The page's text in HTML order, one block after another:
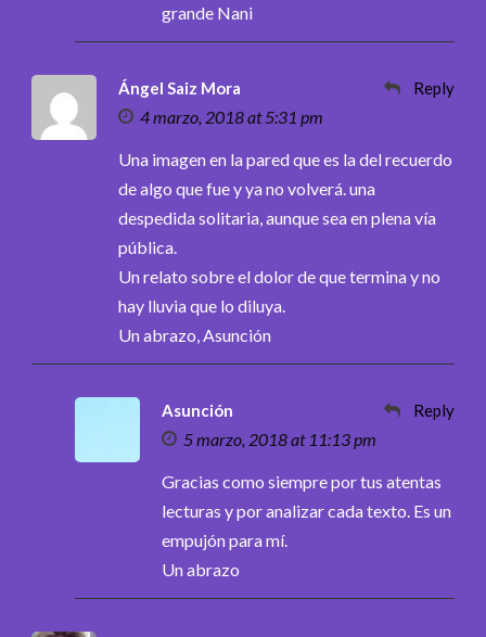
grande Nani
Ángel Saiz Mora
4 marzo, 2018 at 5:31 pm
Reply
Una imagen en la pared que es la del recuerdo
de algo que fue y ya no volverá. una
despedida solitaria, aunque sea en plena vía
pública.
Un relato sobre el dolor de que termina y no
hay lluvia que lo diluya.
Un abrazo, Asunción
Asunción
5 marzo, 2018 at 11:13 pm
Reply
Gracias como siempre por tus atentas
lecturas y por analizar cada texto. Es un
empujón para mí.
Un abrazo